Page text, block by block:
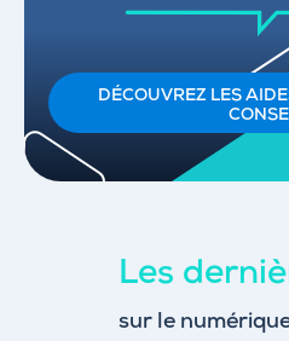
DÉCOUVREZ LES
Les
sur le